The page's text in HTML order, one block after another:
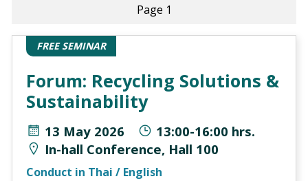
Page 1
FREE SEMINAR
Forum: Recycling Solutions &
Sustainability
13 May 2026
13:00-16:00 hrs.
In-hall Conference, Hall 100
Conduct in Thai / English